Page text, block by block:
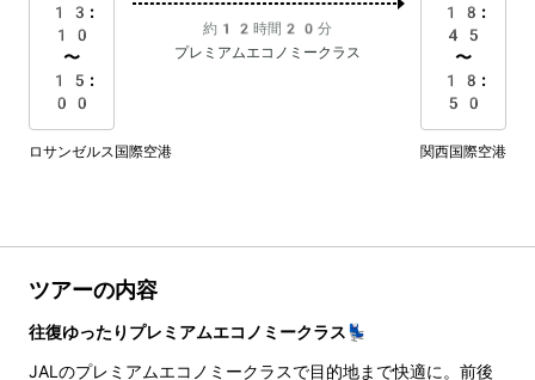
13:
10
〜
15:
00
約12時間20分
プレミアムエコノミークラス
18:
45
〜
18:
50
ロサンゼルス国際空港 関西国際空港
ツアーの内容
往復ゆったりプレミアムエコノミークラス💺
JALのプレミアムエコノミークラスで目的地まで快適に。前後